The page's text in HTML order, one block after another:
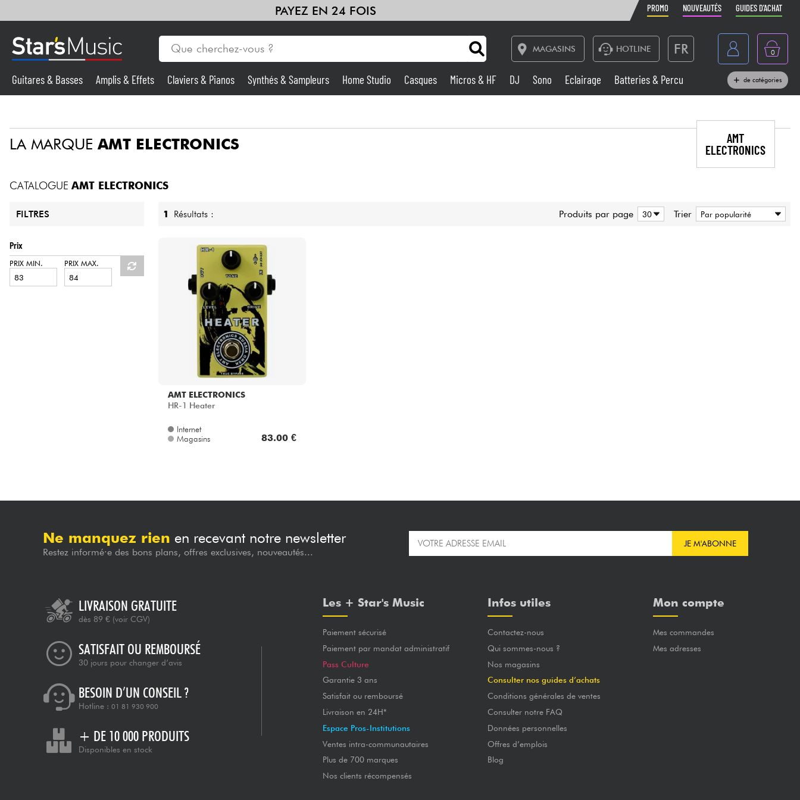
PAYEZ EN 24 FOIS PROMO NOUVEAUTÉS GUIDES D'ACHAT
MAGASINS HOTLINE FR
Belgique
België
0
Synthés & Sampleurs
HiFi
Guitares & Basses Amplis & Effets Claviers & Pianos Synthés & Sampleurs Home Studio Casques Micros & HF DJ Sono Eclairage
Batteries & Percu
de catégories
LA MARQUE AMT ELECTRONICS
AMT
ELECTRONICS
CATALOGUE AMT ELECTRONICS
FILTRES
Prix
PRIX MIN. PRIX MAX.
1 Résultats : Produits par page Trier
AMT ELECTRONICS
HR-1 Heater
Internet
Magasins
83.00 €
Ne manquez rien en recevant notre newsletter
Restez informé·e des bons plans, offres exclusives, nouveautés...
JE M'ABONNE
LIVRAISON GRATUITE
dès 89 € (voir CGV)
SATISFAIT OU REMBOURSÉ
30 jours pour changer d’avis
BESOIN D’UN CONSEIL ?
Hotline : 01 81 930 900
+ DE 10 000 PRODUITS
Disponibles en stock
Les + Star's Music
Paiement sécurisé
Paiement par mandat administratif
Pass Culture
Garantie 3 ans
Satisfait ou remboursé
Livraison en 24H*
Espace Pros-Institutions
Ventes intra-communautaires
Plus de 700 marques
Nos clients récompensés
Infos utiles
Contactez-nous
Qui sommes-nous ?
Nos magasins
Consulter nos guides d’achats
Conditions générales de ventes
Consulter notre FAQ
Données personnelles
Offres d’emplois
Blog
Mon compte
Mes commandes
Mes adresses